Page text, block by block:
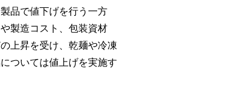
品で値下げを行う一方
製造コスト、包装資材
上昇を受け、乾麺や冷凍
ついては値上げを実施す